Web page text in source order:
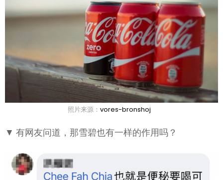
照片来源： vores-bronshoj
▼ 有网友问道，那雪碧也有一样的作用吗？